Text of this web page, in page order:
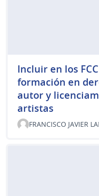
Incluir en los
formación en
autor y
artistas
FRANCISCO JAVIER